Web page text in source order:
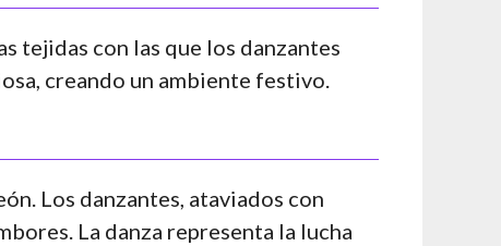
tejidas con las que los danzantes
creando un ambiente festivo.
Los danzantes, ataviados con
La danza representa la lucha